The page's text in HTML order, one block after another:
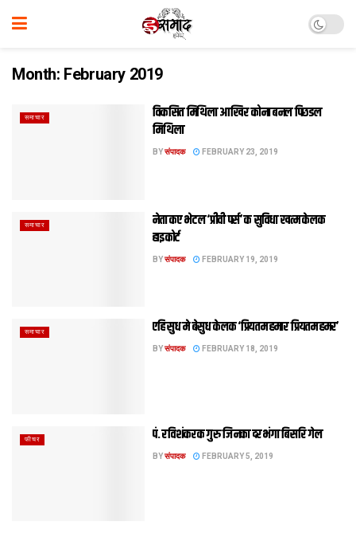
Month: February 2019
समाचार
विकसित मिथिला आखिर कोना बनल पिछडल
मिथिला
BYसंपादक FEBRUARY 23, 2019
समाचार
नेता कए भेटल ‘प्रीवी पर्स’ क सुविधा खत्‍म केलक
हाइकोर्ट
BYसंपादक FEBRUARY 19, 2019
समाचार एहि सुध मे बेसुध केलक ‘प्रियतम हमार प्रियतम हमर’
BYसंपादक FEBRUARY 18, 2019
फीचर पं. रविशंकरक गुरु जिनका दरभंगा बिसरि गेल
BYसंपादक FEBRUARY 5, 2019